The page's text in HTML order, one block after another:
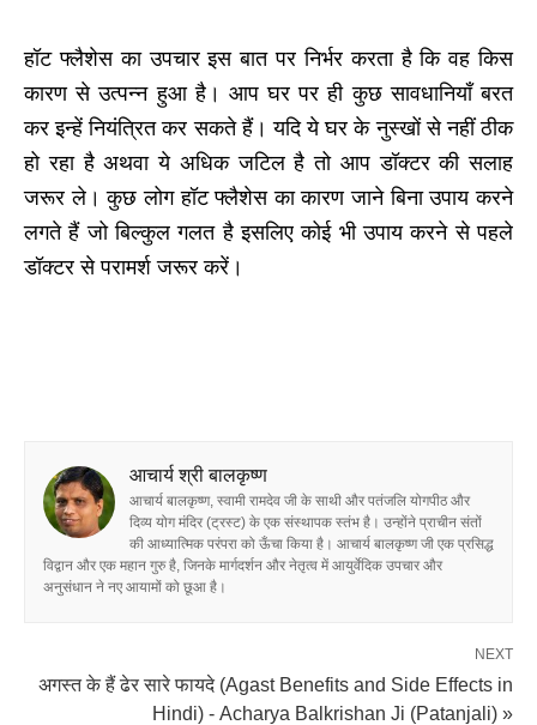
हॉट फ्लैशेस का उपचार इस बात पर निर्भर करता है कि वह किस
कारण से उत्पन्न हुआ है। आप घर पर ही कुछ सावधानियाँ बरत
कर इन्हें नियंत्रित कर सकते हैं। यदि ये घर के नुस्खों से नहीं ठीक
हो रहा है अथवा ये अधिक जटिल है तो आप डॉक्टर की सलाह
जरूर ले। कुछ लोग हॉट फ्लैशेस का कारण जाने बिना उपाय करने
लगते हैं जो बिल्कुल गलत है इसलिए कोई भी उपाय करने से पहले
डॉक्टर से परामर्श जरूर करें।
आचार्य श्री बालकृष्ण
आचार्य बालकृष्ण, स्वामी रामदेव जी के साथी और पतंजलि योगपीठ और
दिव्य योग मंदिर (ट्रस्ट) के एक संस्थापक स्तंभ है। उन्होंने प्राचीन संतों
की आध्यात्मिक परंपरा को ऊँचा किया है। आचार्य बालकृष्ण जी एक प्रसिद्ध
विद्वान और एक महान गुरु है, जिनके मार्गदर्शन और नेतृत्व में आयुर्वेदिक उपचार और
अनुसंधान ने नए आयामों को छूआ है।
NEXT
अगस्त के हैं ढेर सारे फायदे (Agast Benefits and Side Effects in
Hindi) - Acharya Balkrishan Ji (Patanjali) »